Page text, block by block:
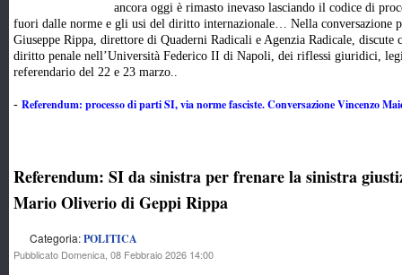
ancora oggi è rimasto inevaso lasciando il codice di
fuori dalle norme e gli usi del diritto internazionale… Nella conversazione
Giuseppe Rippa, direttore di Quaderni Radicali e Agenzia Radicale,
diritto penale nell’Università Federico II di Napoli, dei riflessi giuridici,
referendario del 22 e 23 marzo..
- Referendum: processo di parti SI, via norme fasciste. Conversazione Vincenzo
Referendum: SI da sinistra per frenare la sinistra
Mario Oliverio di Geppi Rippa
Categoria:POLITICA
Pubblicato Domenica, 08 Febbraio 2026 14:00